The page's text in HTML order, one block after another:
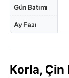
Gün Batımı
Ay Fazı
Korla,